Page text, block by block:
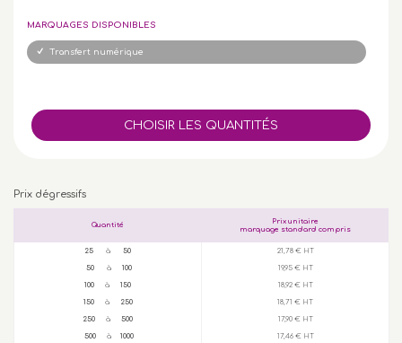
MARQUAGES DISPONIBLES
Transfert numérique
Prix dégressifs
Quantité
Prix unitaire
marquage standard compris
25 à 50 21,78 € HT
50à 100 19,95 € HT
100 à 150 18,92 € HT
150à 250 18,71 € HT
250 à 500 17,90 € HT
500à 1000 17,46 € HT